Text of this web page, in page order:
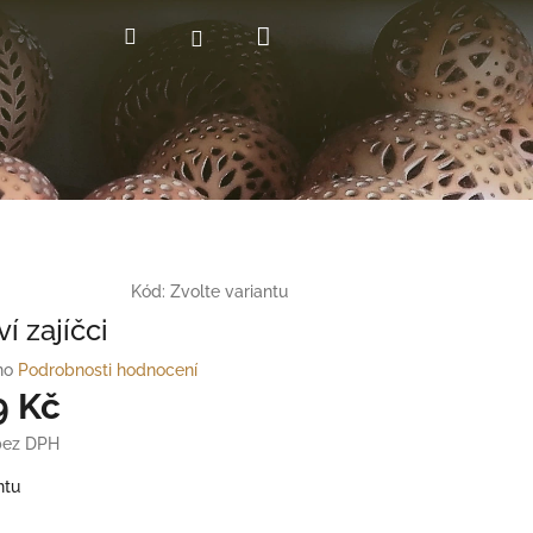
HledatPřihlášení
košík
Kód: Zvolte variantu
zajíčci
Podrobnosti hodnocení
Kč
DPH